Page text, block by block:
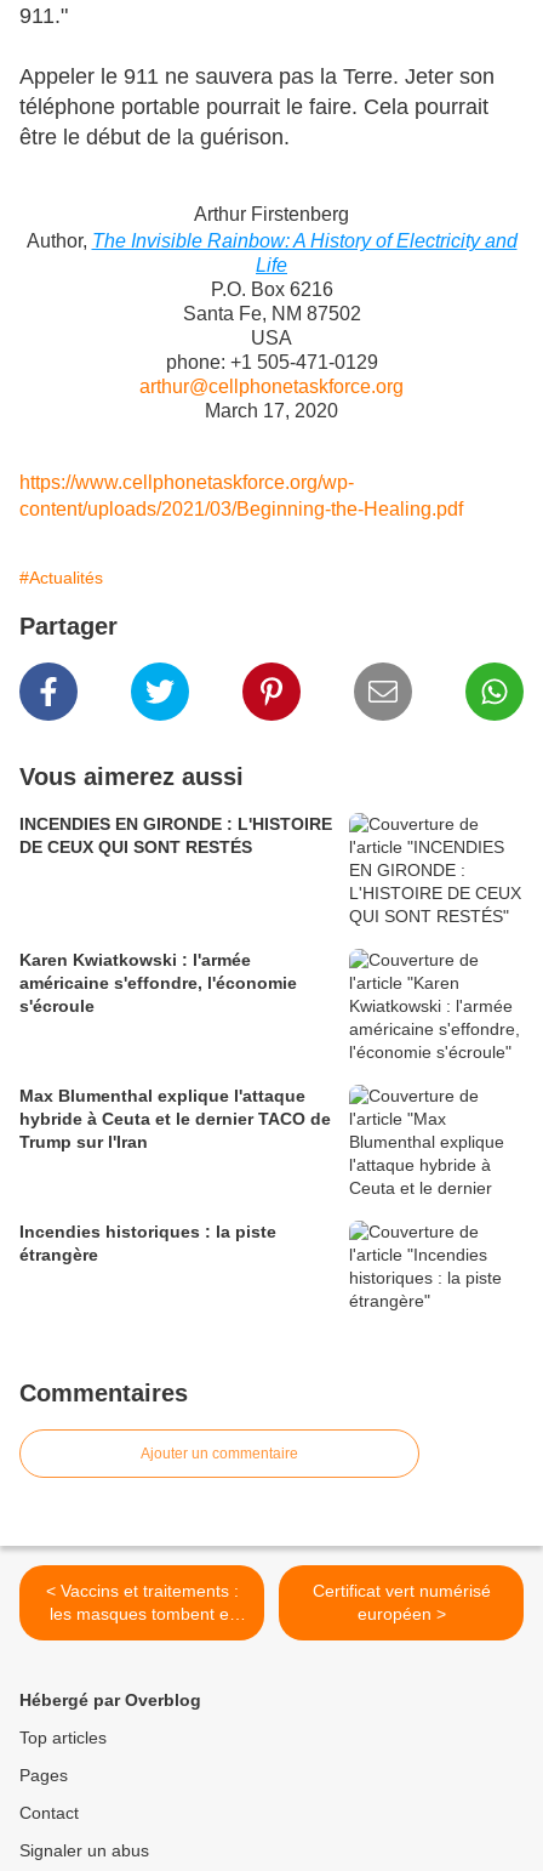
911."
Appeler le 911 ne sauvera pas la Terre. Jeter son
téléphone portable pourrait le faire. Cela pourrait
être le début de la guérison.
Arthur Firstenberg
Author, The Invisible Rainbow: A History of Electricity and
Life
P.O. Box 6216
Santa Fe, NM 87502
USA
phone: +1 505-471-0129
arthur@cellphonetaskforce.org
March 17, 2020
https://www.cellphonetaskforce.org/wp-
content/uploads/2021/03/Beginning-the-Healing.pdf
#Actualités
Partager
Vous aimerez aussi
INCENDIES EN GIRONDE : L'HISTOIRE
DE CEUX QUI SONT RESTÉS
Karen Kwiatkowski : l'armée
américaine s'effondre, l'économie
s'écroule
Max Blumenthal explique l'attaque
hybride à Ceuta et le dernier TACO de
Trump sur l'Iran
Incendies historiques : la piste
étrangère
Commentaires
Ajouter un commentaire
< Vaccins et traitements :
les masques tombent et
vont tomber
Certificat vert numérisé
européen >
Hébergé par Overblog
Top articles
Pages
Contact
Signaler un abus